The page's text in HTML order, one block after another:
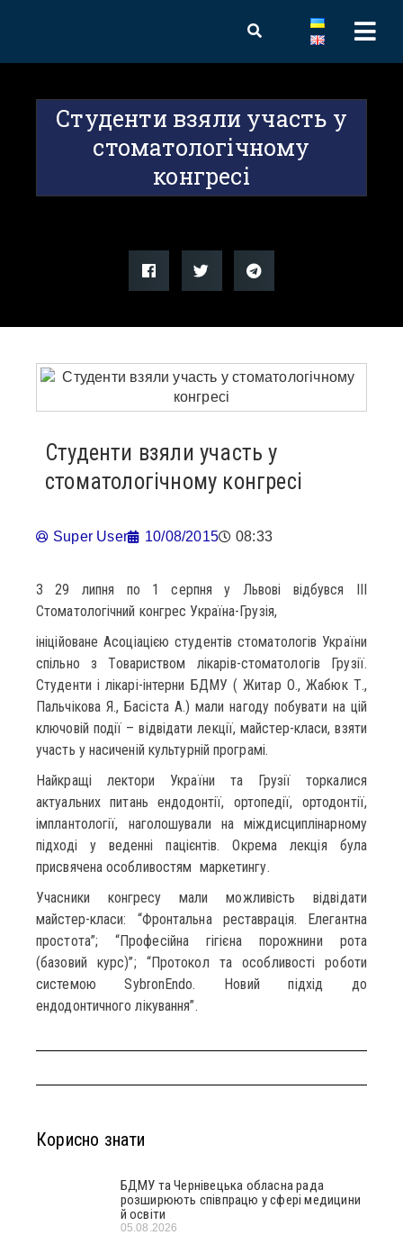
Студенти взяли участь у
стоматологічному
конгресі
Студенти взяли участь у
стоматологічному конгресі
Super User 10/08/2015 08:33
З 29 липня по 1 серпня у Львові відбувся ІІІ
Стоматологічний конгрес Україна-Грузія,
ініційоване Асоціацією студентів стоматологів України
спільно з Товариством лікарів-стоматологів Грузії.
Студенти і лікарі-інтерни БДМУ ( Житар О., Жабюк Т.,
Пальчікова Я., Басіста А.) мали нагоду побувати на цій
ключовій події – відвідати лекції, майстер-класи, взяти
участь у насиченій культурній програмі.
Найкращі лектори України та Грузії торкалися
актуальних питань ендодонтії, ортопедії, ортодонтії,
імплантології, наголошували на міждисциплінарному
підході у веденні пацієнтів. Окрема лекція була
присвячена особливостям маркетингу.
Учасники конгресу мали можливість відвідати
майстер-класи: “Фронтальна реставрація. Елегантна
простота”; “Професійна гігієна порожнини рота
(базовий курс)”; “Протокол та особливості роботи
системою SybronEndo. Новий підхід до
ендодонтичного лікування”.
Корисно знати
БДМУ та Чернівецька обласна рада
розширюють співпрацю у сфері медицини
й освіти
05.08.2026